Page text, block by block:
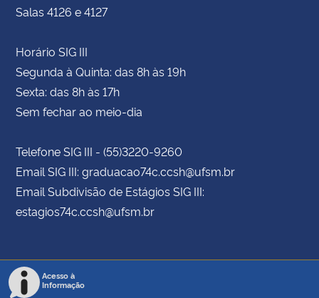
Salas 4126 e 4127
Horário SIG III
Segunda à Quinta: das 8h às 19h
Sexta: das 8h às 17h
Sem fechar ao meio-dia
Telefone SIG III - (55)3220-9260
Email SIG III: graduacao74c.ccsh@ufsm.br
Email Subdivisão de Estágios SIG III:
estagios74c.ccsh@ufsm.br
Acesso à
Informação